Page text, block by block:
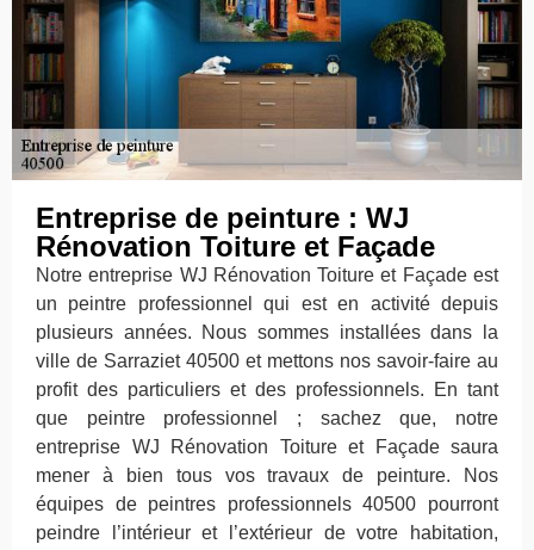
Entreprise de peinture : WJ
Rénovation Toiture et Façade
Notre entreprise WJ Rénovation Toiture et Façade est
un peintre professionnel qui est en activité depuis
plusieurs années. Nous sommes installées dans la
ville de Sarraziet 40500 et mettons nos savoir-faire au
profit des particuliers et des professionnels. En tant
que peintre professionnel ; sachez que, notre
entreprise WJ Rénovation Toiture et Façade saura
mener à bien tous vos travaux de peinture. Nos
équipes de peintres professionnels 40500 pourront
peindre l’intérieur et l’extérieur de votre habitation,